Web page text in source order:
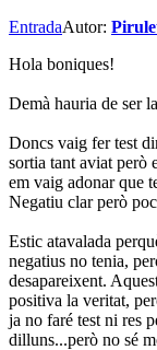
EntradaAutor:
Hola boniques!
Demà hauria de ser
Doncs vaig fer test
sortia tant aviat però
em vaig adonar que
Negatiu clar però
Estic atavalada
negatius no tenia,
desapareixent.
positiva la veritat,
ja no faré test ni res
dilluns...però no sé